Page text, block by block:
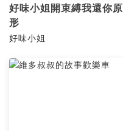
好味小姐開束縛我還你原
形
好味小姐